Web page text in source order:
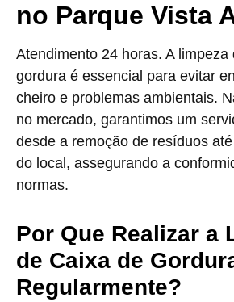
no Parque Vista
Atendimento 24 horas. A limpeza
gordura é essencial para evitar
cheiro e problemas ambientais.
no mercado, garantimos um
desde a remoção de resíduos
do local, assegurando a
normas.
Por Que Realizar a
de Caixa de
Regularmente?